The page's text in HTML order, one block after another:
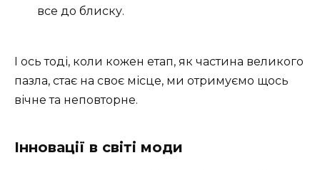
все до блиску.
І ось тоді, коли кожен етап, як частина великого
пазла, стає на своє місце, ми отримуємо щось
вічне та неповторне.
Інновації в світі моди